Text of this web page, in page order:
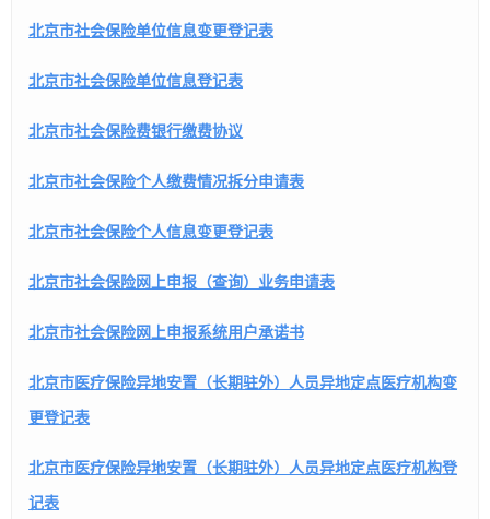
北京市社会保险单位信息变更登记表
北京市社会保险单位信息登记表
北京市社会保险费银行缴费协议
北京市社会保险个人缴费情况拆分申请表
北京市社会保险个人信息变更登记表
北京市社会保险网上申报（查询）业务申请表
北京市社会保险网上申报系统用户承诺书
北京市医疗保险异地安置（长期驻外）人员异地定点医疗机构变
更登记表
北京市医疗保险异地安置（长期驻外）人员异地定点医疗机构登
记表